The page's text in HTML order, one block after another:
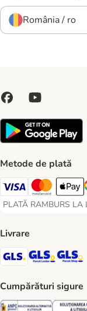
România / ro
Metode de plată
Visa Payment Method
Master Card
Apple
PLATĂ RAMBURS LA
PLATĂ RAMBURS
Livrare
GLS Shipping
GLS
Cumpărături sigure
Security